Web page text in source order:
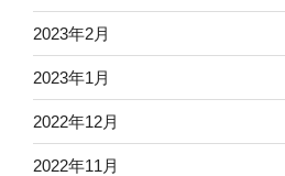
2023年2月
2023年1月
2022年12月
2022年11月